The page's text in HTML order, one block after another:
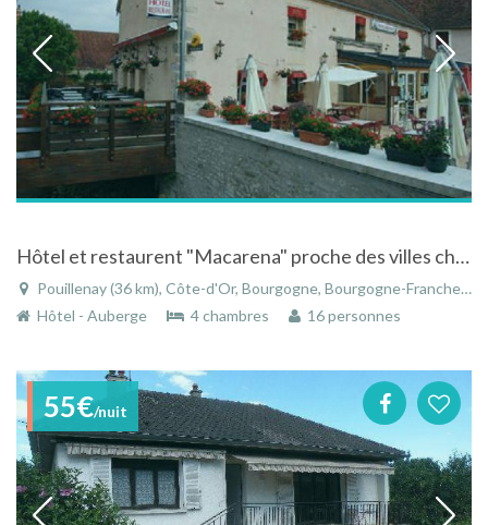
Hôtel et restaurent "Macarena" proche des villes chargés d'histoire
Pouillenay (36 km), Côte-d'Or, Bourgogne, Bourgogne-Franche-Comté, France
Hôtel - Auberge
4 chambres 16 personnes
55€/nuit